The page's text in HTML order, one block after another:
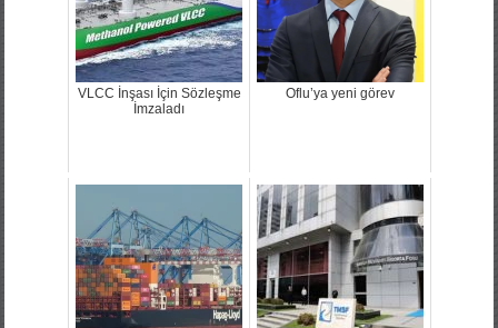
VLCC İnşası İçin Sözleşme
İmzaladı
Oflu’ya yeni görev